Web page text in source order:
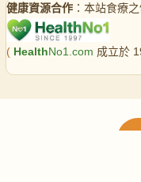
健康資源合作 ：本站食療
( HealthNo1.com 成立於